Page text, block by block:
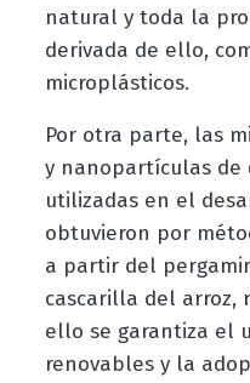
natural y toda la
derivada de ello,
microplásticos.
Por otra parte, las
y nanopartículas de
utilizadas en el
obtuvieron por
a partir del
cascarilla del arroz,
ello se garantiza el
renovables y la